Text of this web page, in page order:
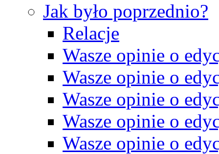
Jak było poprzednio?
Relacje
Wasze opinie o
Wasze opinie o
Wasze opinie o
Wasze opinie o
Wasze opinie o